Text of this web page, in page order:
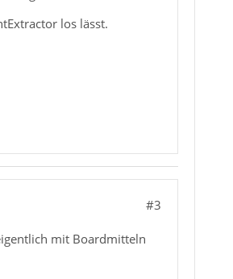
los lässt.
#3
mit Boardmitteln